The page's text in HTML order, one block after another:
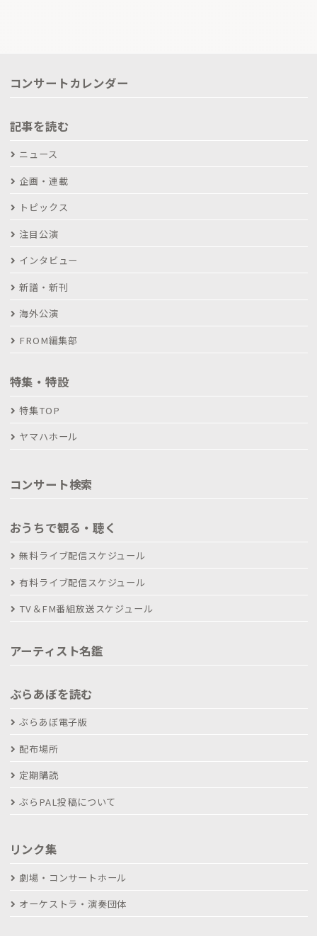
コンサートカレンダー
記事を読む
ニュース
企画・連載
トピックス
注目公演
インタビュー
新譜・新刊
海外公演
FROM編集部
特集・特設
特集TOP
ヤマハホール
コンサート検索
おうちで観る・聴く
無料ライブ配信スケジュール
有料ライブ配信スケジュール
TV＆FM番組放送スケジュール
アーティスト名鑑
ぶらあぼを読む
ぶらあぼ電子版
配布場所
定期購読
ぶらPAL投稿について
リンク集
劇場・コンサートホール
オーケストラ・演奏団体